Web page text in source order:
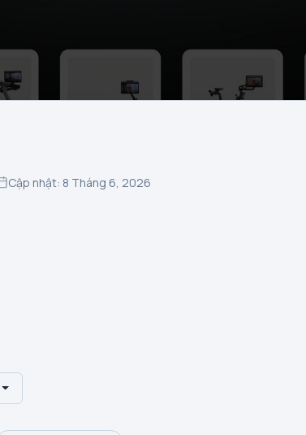
Cập nhật: 8 Tháng 6, 2026